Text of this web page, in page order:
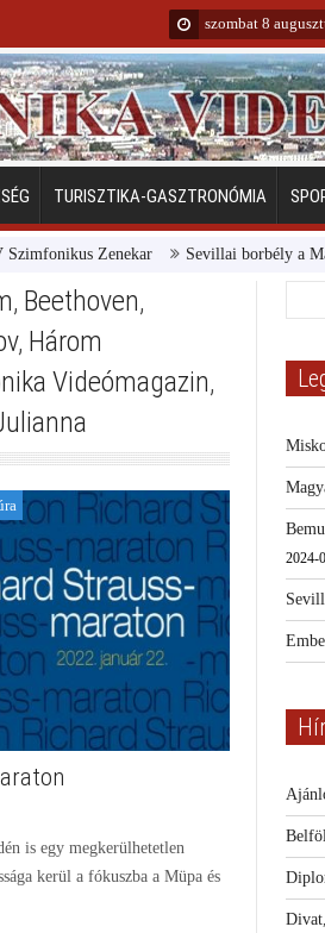
szombat 8
TURISZTIKA-GASZTRONÓMIA
Zenekar Sevillai borbély a
, Beethoven,
, Három
Videómagazin,
is egy megkerülhetetlen
kerül a fókuszba a Müpa és
2024-